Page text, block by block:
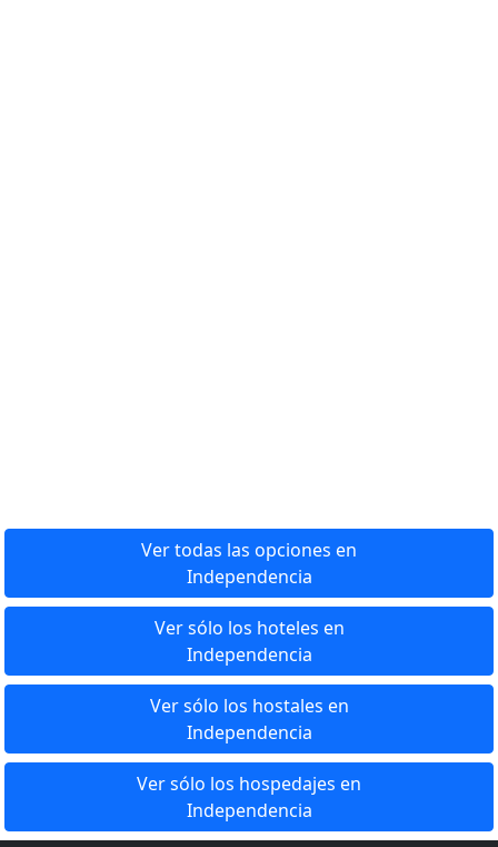
Ver todas las opciones en
Independencia
Ver sólo los hoteles en
Independencia
Ver sólo los hostales en
Independencia
Ver sólo los hospedajes en
Independencia